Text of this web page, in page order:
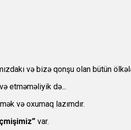
və bizə qonşu olan bütün
etməməliyik də...
və oxumaq lazımdır.
var.